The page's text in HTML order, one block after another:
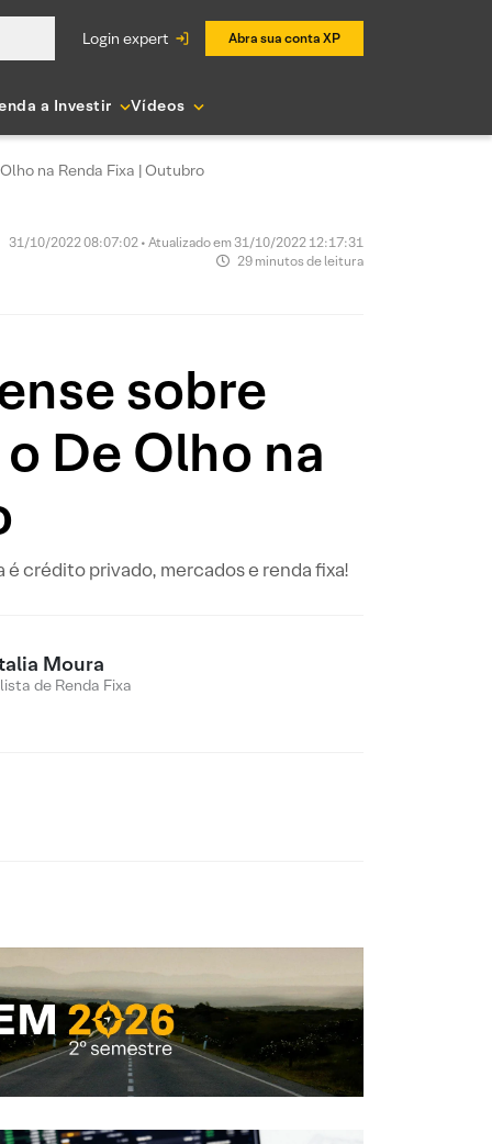
login expert Abra sua conta XP
a Investir Vídeos
na Renda Fixa | Outubro
31/10/2022 08:07:02 • Atualizado em 31/10/2022 12:17:31
29 minutos de leitura
sobre
De Olho na
crédito privado, mercados e renda fixa!
Moura
de Renda Fixa